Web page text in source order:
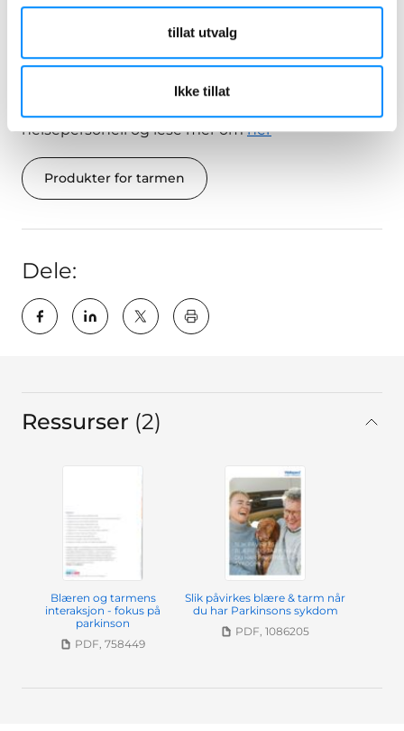
tillat utvalg
Ikke tillat
livsstil og holde seg aktiv kan øke risikoen for
helsepersonell og lese mer omher
Produkter for tarmen
Dele:
key:global.print-this-page
Ressurser 2In total
Blæren og tarmens
interaksjon - fokus på
parkinson
PDF, 758449
Slik påvirkes blære & tarm når
du har Parkinsons sykdom
PDF, 1086205